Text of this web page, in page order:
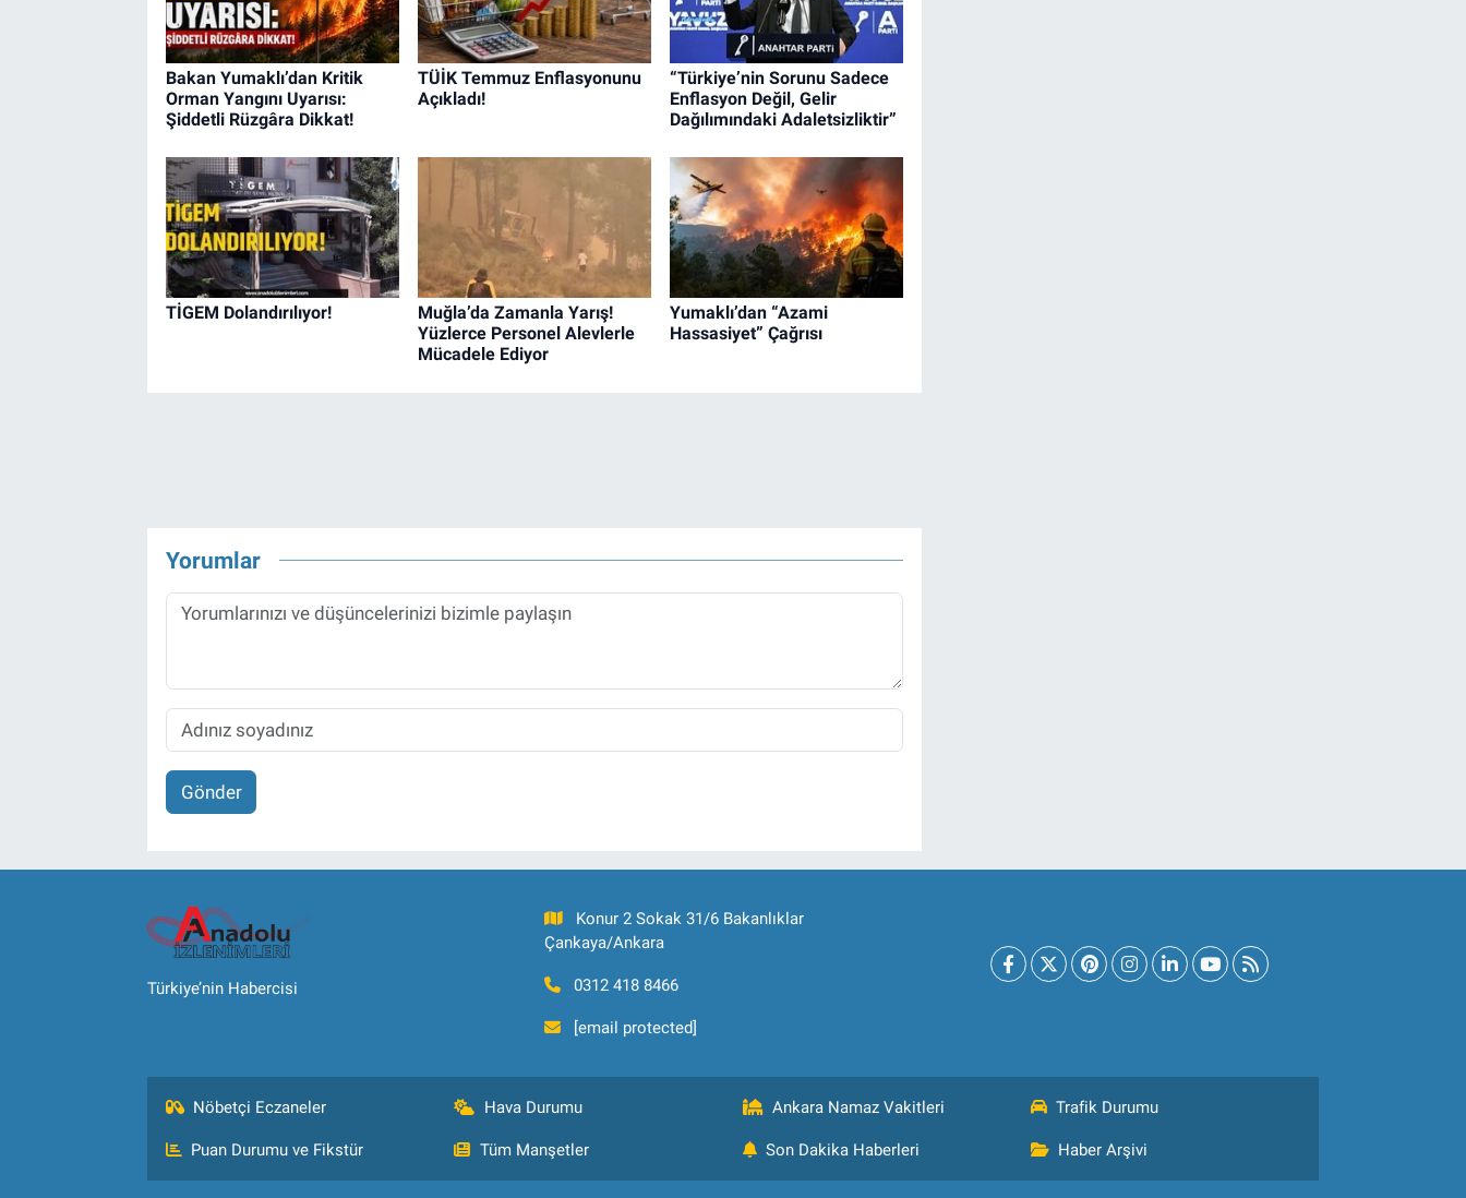
Bakan Yumaklı’dan Kritik
Orman Yangını Uyarısı:
Şiddetli Rüzgâra Dikkat!
TÜİK Temmuz Enflasyonunu
Açıkladı!
“Türkiye’nin Sorunu Sadece
Enflasyon Değil, Gelir
Dağılımındaki Adaletsizliktir”
TİGEM Dolandırılıyor!
Muğla’da Zamanla Yarış!
Yüzlerce Personel Alevlerle
Mücadele Ediyor
Yumaklı’dan “Azami
Hassasiyet” Çağrısı
Yorumlar
Gönder
Türkiye’nin Habercisi
Konur 2 Sokak 31/6 Bakanlıklar
Çankaya/Ankara
0312 418 8466
[email protected]
Nöbetçi Eczaneler Hava Durumu Ankara Namaz Vakitleri Trafik Durumu
Puan Durumu ve Fikstür Tüm Manşetler Son Dakika Haberleri Haber Arşivi